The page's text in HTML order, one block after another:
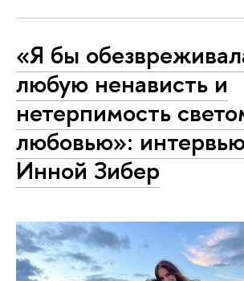
«Я бы
любую ненависть и
нетерпимость
любовью»:
Инной Зибер